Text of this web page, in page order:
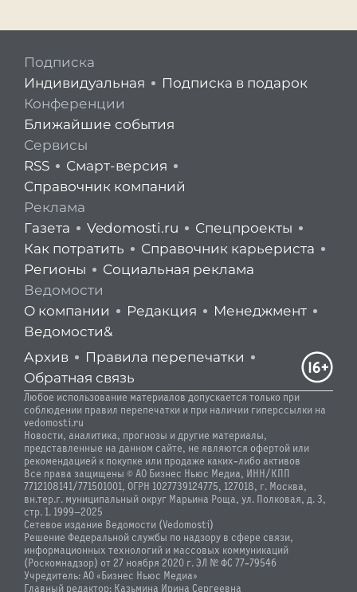
Подписка
Индивидуальная
Подписка в подарок
Конференции
Ближайшие события
Сервисы
RSS
Смарт-версия
Справочник компаний
Реклама
Газета
Vedomosti.ru
Спецпроекты
Как потратить
Справочник карьериста
Регионы
Социальная реклама
Ведомости
О компании
Редакция
Менеджмент
Ведомости&
Архив
Правила перепечатки
Обратная связь
Любое использование материалов допускается только при
соблюдении правил перепечатки и при наличии гиперссылки на
vedomosti.ru
Новости, аналитика, прогнозы и другие материалы,
представленные на данном сайте, не являются офертой или
рекомендацией к покупке или продаже каких-либо активов
Все права защищены © АО Бизнес Ньюс Медиа, ИНН/КПП
7712108141/771501001, ОГРН 1027739124775, 127018, г. Москва,
вн.тер.г. муниципальный округ Марьина Роща, ул. Полковая, д. 3,
стр. 1. 1999—2025
Сетевое издание Ведомости (Vedomosti)
Решение Федеральной службы по надзору в сфере связи,
информационных технологий и массовых коммуникаций
(Роскомнадзор) от 27 ноября 2020 г. ЭЛ № ФС 77-79546
Учредитель: АО «Бизнес Ньюс Медиа»
Главный редактор: Казьмина Ирина Сергеевна